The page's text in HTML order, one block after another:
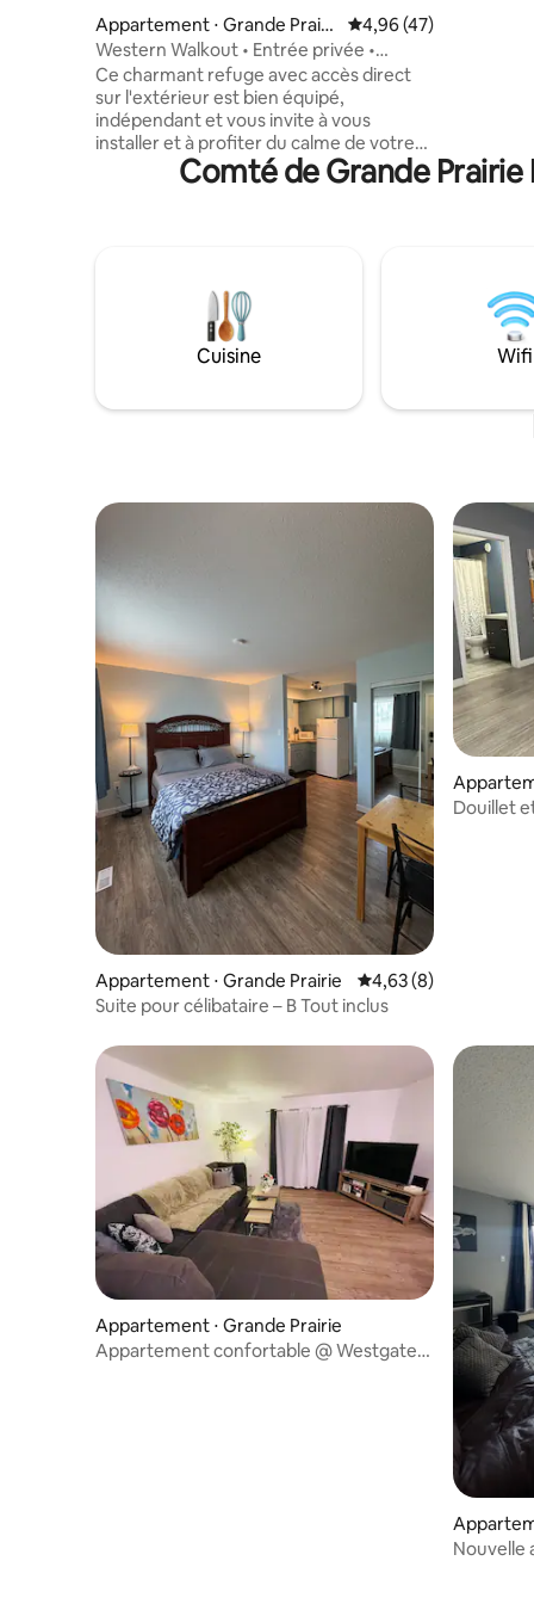
Appartement ⋅ Grande Prairi
e
Évaluation moyenne
4,96 (47)
Western Walkout • Entrée privée •
Chiens acceptés
Ce charmant refuge avec accès direct
sur l'extérieur est bien équipé,
indépendant et vous invite à vous
installer et à profiter du calme de votre
terrasse privée. Lumineuse et aérée,
cette suite rustique située au rez-de-
configuration des services publics et des
contrats Internet ! Que vous souhaitiez
travailler à distance, vous détendre ou
vous acclimater à la ville, cet espace offre
également les chiens !
Comté de Grande
Cuisine Wifi
Appartement ⋅ Grande Prairie Évaluation moyenne
4,63 (8)
Suite pour célibataire – B Tout inclus
e
Douillet
Appartement ⋅ Grande Prairie
Appartement confortable @ Westgate
Nouvelle